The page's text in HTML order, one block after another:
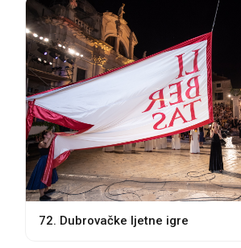
72. Dubrovačke ljetne igre